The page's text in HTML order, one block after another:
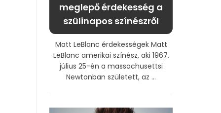
meglepő érdekesség a
szülinapos színészről
Matt LeBlanc érdekességek Matt
LeBlanc amerikai színész, aki 1967.
július 25-én a massachusettsi
Newtonban született, az ...